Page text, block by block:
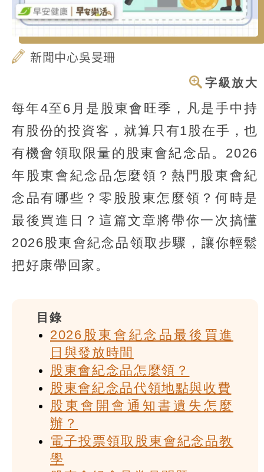
新聞中心吳旻珊
字級放大
每年4至6月是股東會旺季，凡是手中持
有股份的投資客，就算只有1股在手，也
有機會領取限量的股東會紀念品。2026
年股東會紀念品怎麼領？熱門股東會紀
念品有哪些？零股股東怎麼領？何時是
最後買進日？這篇文章將帶你一次搞懂
2026股東會紀念品領取步驟，讓你輕鬆
把好康帶回家。
目錄
2026股東會紀念品最後買進
日與發放時間
股東會紀念品怎麼領？
股東會紀念品代領地點與收費
股東會開會通知書遺失怎麼
辦？
電子投票領取股東會紀念品教
學